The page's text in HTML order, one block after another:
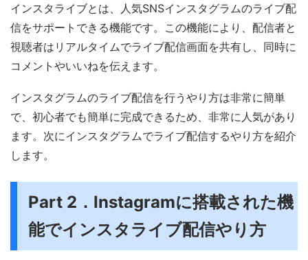
インスタライブとは、人気SNSインスタグラムのライブ配
信をサポートできる機能です。この機能により、配信者と
視聴者はリアルタイムでライブ配信画面を共有し、同時に
コメントやいいねを伝えます。
インスタグラムのライブ配信を行うやり方は非常に簡単
で、初心者でも簡単に完成できるため、非常に人気があり
ます。次にインスタグラムでライブ配信するやり方を紹介
します。
Part 2．Instagramに搭載された機
能でインスタライブ配信やり方